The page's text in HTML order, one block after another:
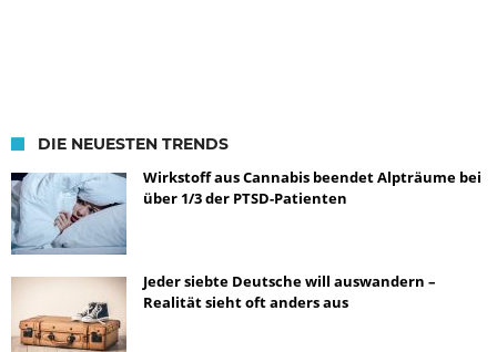
DIE NEUESTEN TRENDS
Wirkstoff aus Cannabis beendet Alpträume bei
über 1/3 der PTSD-Patienten
Jeder siebte Deutsche will auswandern –
Realität sieht oft anders aus